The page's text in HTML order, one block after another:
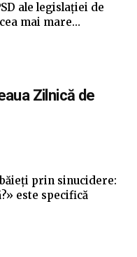
ale legislației de
mai mare…
Zilnică de
prin sinucidere:
este specifică